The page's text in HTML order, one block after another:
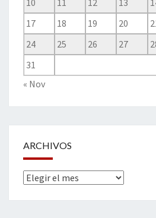
10
11 12 13
17
18 19 20
24
25 26 27
31
« Nov
ARCHIVOS
Archivos